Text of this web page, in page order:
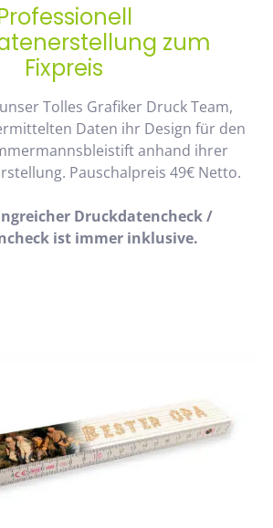
zum
Fixpreis
Tolles Grafiker Druck Team,
Daten ihr Design für den
anhand ihrer
Pauschalpreis 49€ Netto.
Druckdatencheck /
ist immer inklusive.